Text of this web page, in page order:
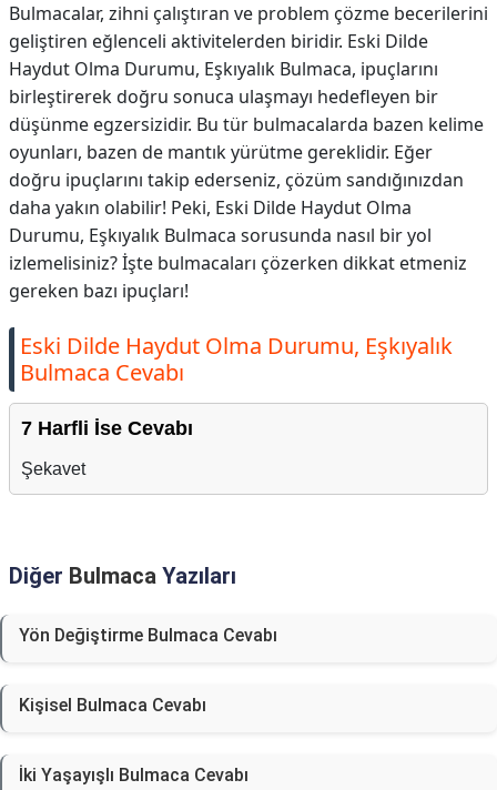
Bulmacalar, zihni çalıştıran ve problem çözme becerilerini
geliştiren eğlenceli aktivitelerden biridir. Eski Dilde
Haydut Olma Durumu, Eşkıyalık Bulmaca, ipuçlarını
birleştirerek doğru sonuca ulaşmayı hedefleyen bir
düşünme egzersizidir. Bu tür bulmacalarda bazen kelime
oyunları, bazen de mantık yürütme gereklidir. Eğer
doğru ipuçlarını takip ederseniz, çözüm sandığınızdan
daha yakın olabilir! Peki, Eski Dilde Haydut Olma
Durumu, Eşkıyalık Bulmaca sorusunda nasıl bir yol
izlemelisiniz? İşte bulmacaları çözerken dikkat etmeniz
gereken bazı ipuçları!
Eski Dilde Haydut Olma Durumu, Eşkıyalık
Bulmaca Cevabı
7 Harfli İse Cevabı
Şekavet
Diğer Bulmaca Yazıları
Yön Değiştirme Bulmaca Cevabı
Kişisel Bulmaca Cevabı
İki Yaşayışlı Bulmaca Cevabı